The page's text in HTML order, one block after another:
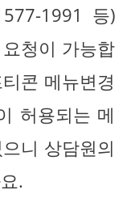
1991 등)
청이 가능합
콘 메뉴변경
허용되는 메
니 상담원의
.